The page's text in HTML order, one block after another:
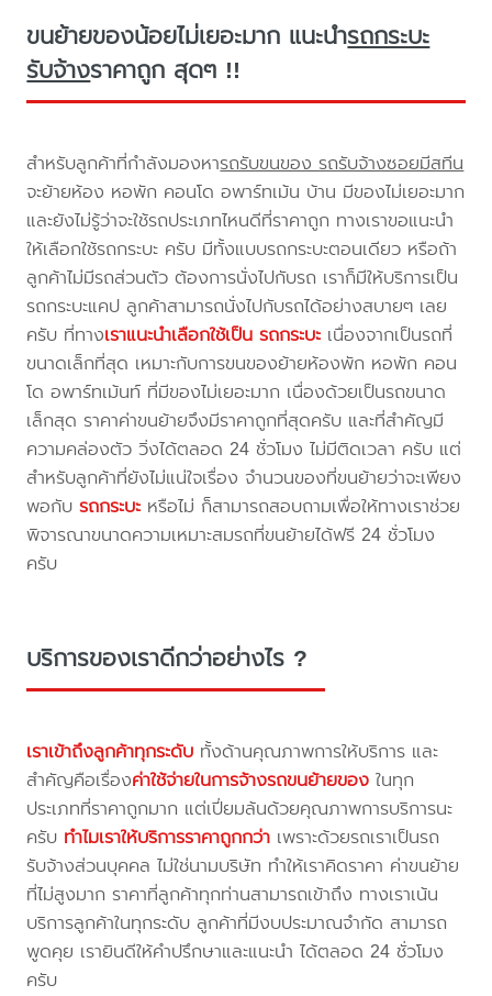
ขนย้ายของน้อยไม่เยอะมาก แนะนำรถกระบะ
รับจ้างราคาถูก สุดๆ !!
สำหรับลูกค้าที่กำลังมองหารถรับขนของ รถรับจ้างซอยมีสทีน
จะย้ายห้อง หอพัก คอนโด อพาร์ทเม้น บ้าน มีของไม่เยอะมาก
และยังไม่รู้ว่าจะใช้รถประเภทไหนดีที่ราคาถูก ทางเราขอแนะนำ
ให้เลือกใช้รถกระบะ ครับ มีทั้งแบบรถกระบะตอนเดียว หรือถ้า
ลูกค้าไม่มีรถส่วนตัว ต้องการนั่งไปกับรถ เราก็มีให้บริการเป็น
รถกระบะแคป ลูกค้าสามารถนั่งไปกับรถได้อย่างสบายๆ เลย
ครับ ที่ทางเราแนะนำเลือกใช้เป็น รถกระบะ เนื่องจากเป็นรถที่
ขนาดเล็กที่สุด เหมาะกับการขนของย้ายห้องพัก หอพัก คอน
โด อพาร์ทเม้นท์ ที่มีของไม่เยอะมาก เนื่องด้วยเป็นรถขนาด
เล็กสุด ราคาค่าขนย้ายจึงมีราคาถูกที่สุดครับ และที่สำคัญมี
ความคล่องตัว วิ่งได้ตลอด 24 ชั่วโมง ไม่มีติดเวลา ครับ แต่
สำหรับลูกค้าที่ยังไม่แน่ใจเรื่อง จำนวนของที่ขนย้ายว่าจะเพียง
พอกับรถกระบะ หรือไม่ ก็สามารถสอบถามเพื่อให้ทางเราช่วย
พิจารณาขนาดความเหมาะสมรถที่ขนย้ายได้ฟรี 24 ชั่วโมง
ครับ
บริการของเราดีกว่าอย่างไร ?
เราเข้าถึงลูกค้าทุกระดับ ทั้งด้านคุณภาพการให้บริการ และ
สำคัญคือเรื่องค่าใช้จ่ายในการจ้างรถขนย้ายของ ในทุก
ประเภทที่ราคาถูกมาก แต่เปี่ยมล้นด้วยคุณภาพการบริการนะ
ครับ ทำไมเราให้บริการราคาถูกกว่า เพราะด้วยรถเราเป็นรถ
รับจ้างส่วนบุคคล ไม่ใช่นามบริษัท ทำให้เราคิดราคา ค่าขนย้าย
ที่ไม่สูงมาก ราคาที่ลูกค้าทุกท่านสามารถเข้าถึง ทางเราเน้น
บริการลูกค้าในทุกระดับ ลูกค้าที่มีงบประมาณจำกัด สามารถ
พูดคุย เรายินดีให้คำปรึกษาและแนะนำ ได้ตลอด 24 ชั่วโมง
ครับ